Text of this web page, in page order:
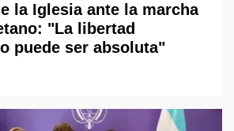
la Iglesia ante la marcha
"La libertad
puede ser absoluta"